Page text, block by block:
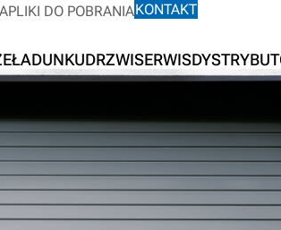
DRZWISERWIS
PLIKI DO POBRANIAKONTAKT